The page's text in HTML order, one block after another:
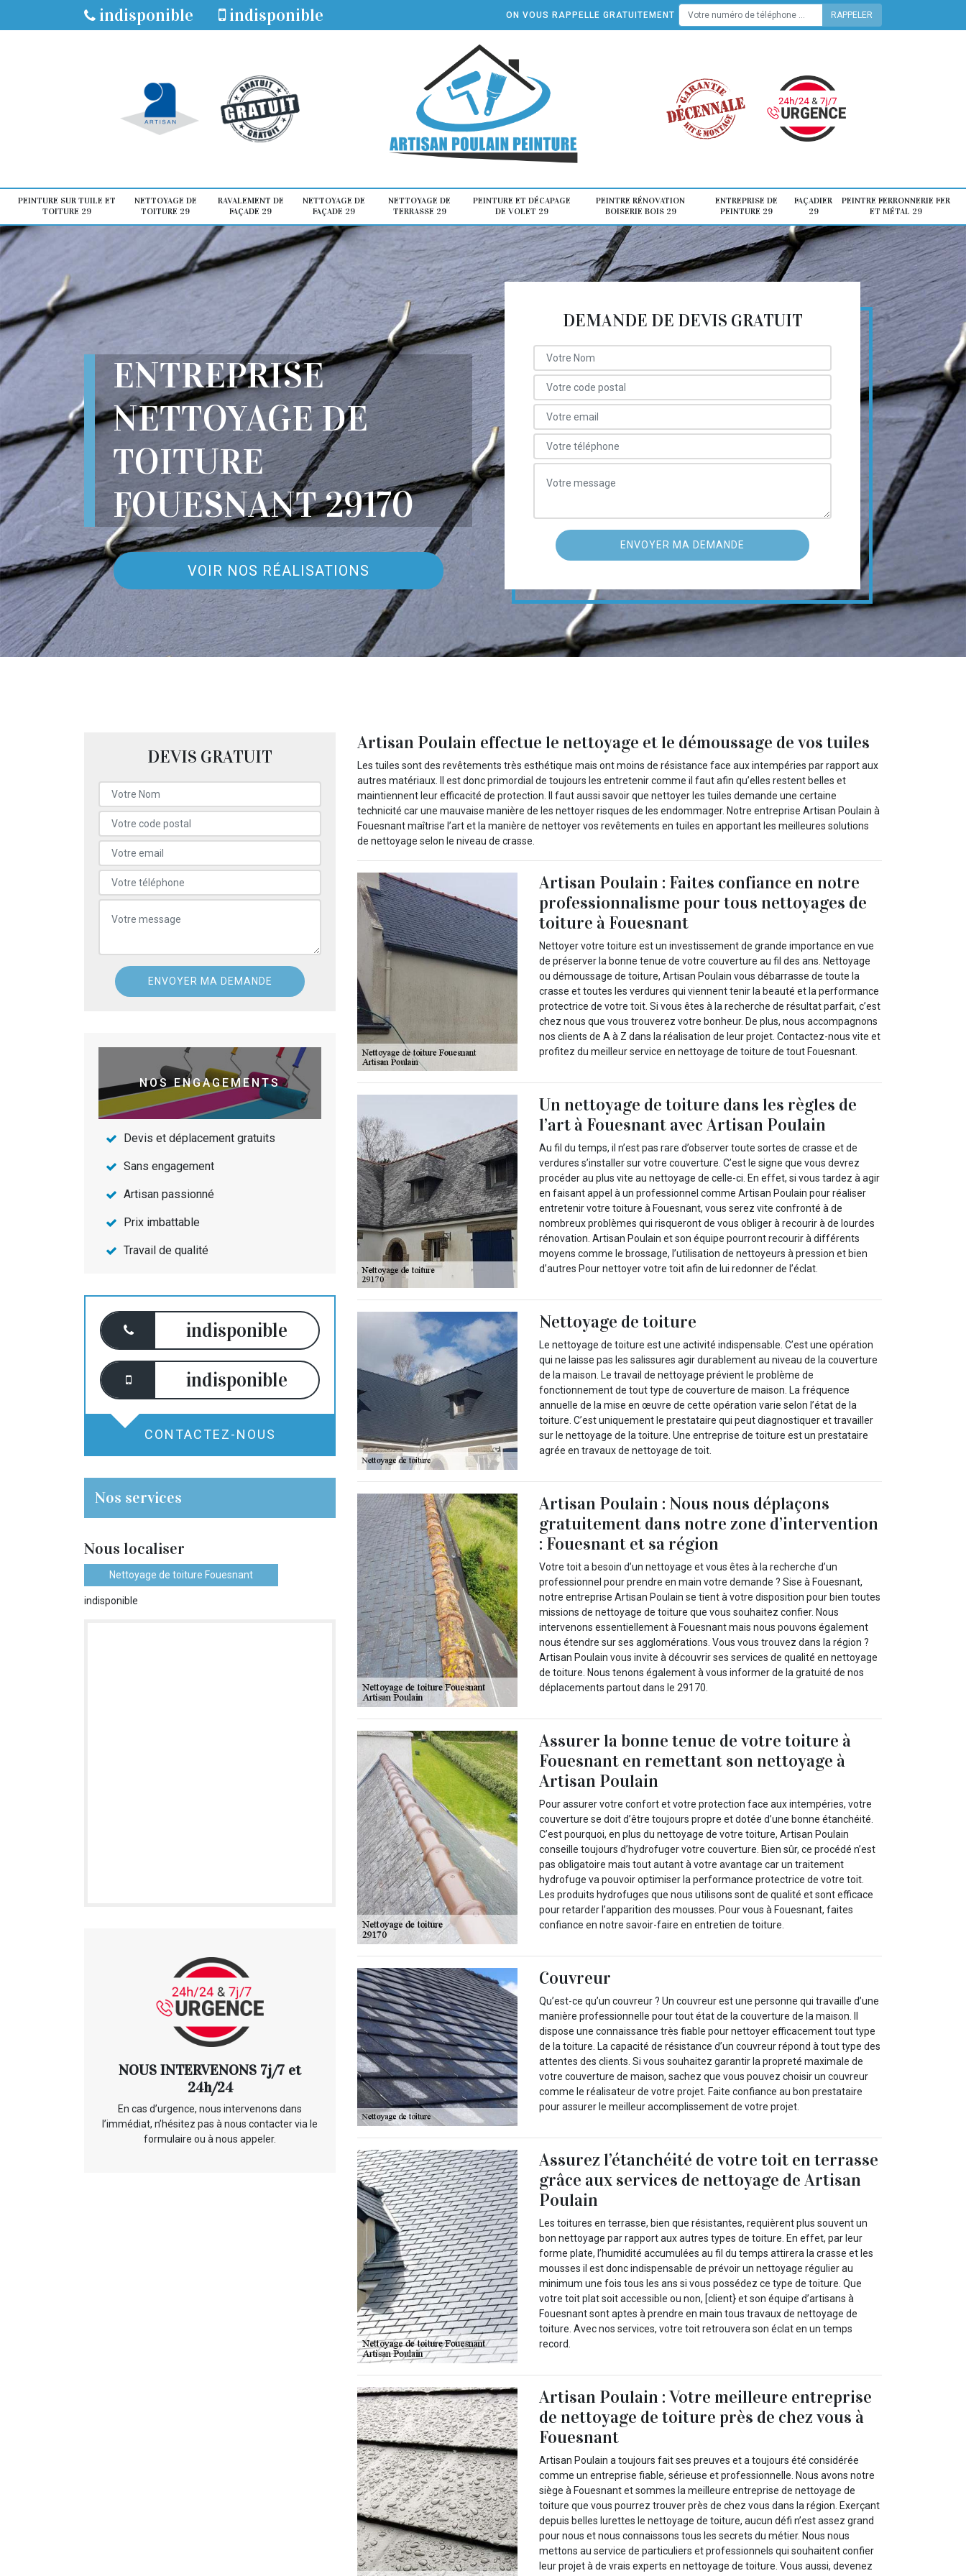
indisponible indisponible ON VOUS RAPPELLE GRATUITEMENT
PEINTURE SUR TUILE ET
TOITURE 29
NETTOYAGE DE
TOITURE 29
RAVALEMENT DE
FAÇADE 29
NETTOYAGE DE
FAÇADE 29
NETTOYAGE DE
TERRASSE 29
PEINTURE ET DÉCAPAGE
DE VOLET 29
PEINTRE RÉNOVATION
BOISERIE BOIS 29
ENTREPRISE DE
PEINTURE 29
FAÇADIER
29
PEINTRE FERRONNERIE FER
ET MÉTAL 29
ENTREPRISE
NETTOYAGE DE
TOITURE
FOUESNANT 29170
VOIR NOS RÉALISATIONS
DEMANDE DE DEVIS GRATUIT
DEVIS GRATUIT
NOS ENGAGEMENTS
Devis et déplacement gratuits
Sans engagement
Artisan passionné
Prix imbattable
Travail de qualité
indisponible
indisponible
CONTACTEZ-NOUS
Nos services
Nous localiser
Nettoyage de toiture Fouesnant
indisponible
NOUS INTERVENONS 7j/7 et
24h/24
En cas d’urgence, nous intervenons dans
l’immédiat, n’hésitez pas à nous contacter via le
formulaire ou à nous appeler.
Artisan Poulain effectue le nettoyage et le démoussage de vos tuiles
Les tuiles sont des revêtements très esthétique mais ont moins de résistance face aux intempéries par rapport aux
autres matériaux. Il est donc primordial de toujours les entretenir comme il faut afin qu’elles restent belles et
maintiennent leur efficacité de protection. Il faut aussi savoir que nettoyer les tuiles demande une certaine
technicité car une mauvaise manière de les nettoyer risques de les endommager. Notre entreprise Artisan Poulain à
Fouesnant maîtrise l’art et la manière de nettoyer vos revêtements en tuiles en apportant les meilleures solutions
de nettoyage selon le niveau de crasse.
Artisan Poulain : Faites confiance en notre
professionnalisme pour tous nettoyages de
toiture à Fouesnant
Nettoyer votre toiture est un investissement de grande importance en vue
de préserver la bonne tenue de votre couverture au fil des ans. Nettoyage
ou démoussage de toiture, Artisan Poulain vous débarrasse de toute la
crasse et toutes les verdures qui viennent tenir la beauté et la performance
protectrice de votre toit. Si vous êtes à la recherche de résultat parfait, c’est
chez nous que vous trouverez votre bonheur. De plus, nous accompagnons
nos clients de A à Z dans la réalisation de leur projet. Contactez-nous vite et
profitez du meilleur service en nettoyage de toiture de tout Fouesnant.
Un nettoyage de toiture dans les règles de
l’art à Fouesnant avec Artisan Poulain
Au fil du temps, il n’est pas rare d’observer toute sortes de crasse et de
verdures s’installer sur votre couverture. C’est le signe que vous devrez
procéder au plus vite au nettoyage de celle-ci. En effet, si vous tardez à agir
en faisant appel à un professionnel comme Artisan Poulain pour réaliser
entretenir votre toiture à Fouesnant, vous serez vite confronté à de
nombreux problèmes qui risqueront de vous obliger à recourir à de lourdes
rénovation. Artisan Poulain et son équipe pourront recourir à différents
moyens comme le brossage, l’utilisation de nettoyeurs à pression et bien
d’autres Pour nettoyer votre toit afin de lui redonner de l’éclat.
Nettoyage de toiture
Le nettoyage de toiture est une activité indispensable. C’est une opération
qui ne laisse pas les salissures agir durablement au niveau de la couverture
de la maison. Le travail de nettoyage prévient le problème de
fonctionnement de tout type de couverture de maison. La fréquence
annuelle de la mise en œuvre de cette opération varie selon l’état de la
toiture. C’est uniquement le prestataire qui peut diagnostiquer et travailler
sur le nettoyage de la toiture. Une entreprise de toiture est un prestataire
agrée en travaux de nettoyage de toit.
Artisan Poulain : Nous nous déplaçons
gratuitement dans notre zone d’intervention
: Fouesnant et sa région
Votre toit a besoin d’un nettoyage et vous êtes à la recherche d’un
professionnel pour prendre en main votre demande ? Sise à Fouesnant,
notre entreprise Artisan Poulain se tient à votre disposition pour bien toutes
missions de nettoyage de toiture que vous souhaitez confier. Nous
intervenons essentiellement à Fouesnant mais nous pouvons également
nous étendre sur ses agglomérations. Vous vous trouvez dans la région ?
Artisan Poulain vous invite à découvrir ses services de qualité en nettoyage
de toiture. Nous tenons également à vous informer de la gratuité de nos
déplacements partout dans le 29170.
Assurer la bonne tenue de votre toiture à
Fouesnant en remettant son nettoyage à
Artisan Poulain
Pour assurer votre confort et votre protection face aux intempéries, votre
couverture se doit d’être toujours propre et dotée d’une bonne étanchéité.
C’est pourquoi, en plus du nettoyage de votre toiture, Artisan Poulain
conseille toujours d’hydrofuger votre couverture. Bien sûr, ce procédé n’est
pas obligatoire mais tout autant à votre avantage car un traitement
hydrofuge va pouvoir optimiser la performance protectrice de votre toit.
Les produits hydrofuges que nous utilisons sont de qualité et sont efficace
pour retarder l’apparition des mousses. Pour vous à Fouesnant, faites
confiance en notre savoir-faire en entretien de toiture.
Couvreur
Qu’est-ce qu’un couvreur ? Un couvreur est une personne qui travaille d’une
manière professionnelle pour tout état de la couverture de la maison. Il
dispose une connaissance très fiable pour nettoyer efficacement tout type
de la toiture. La capacité de résistance d’un couvreur répond à tout type des
attentes des clients. Si vous souhaitez garantir la propreté maximale de
votre couverture de maison, sachez que vous pouvez choisir un couvreur
comme le réalisateur de votre projet. Faite confiance au bon prestataire
pour assurer le meilleur accomplissement de votre projet.
Assurez l’étanchéité de votre toit en terrasse
grâce aux services de nettoyage de Artisan
Poulain
Les toitures en terrasse, bien que résistantes, requièrent plus souvent un
bon nettoyage par rapport aux autres types de toiture. En effet, par leur
forme plate, l’humidité accumulées au fil du temps attirera la crasse et les
mousses il est donc indispensable de prévoir un nettoyage régulier au
minimum une fois tous les ans si vous possédez ce type de toiture. Que
votre toit plat soit accessible ou non, [client} et son équipe d’artisans à
Fouesnant sont aptes à prendre en main tous travaux de nettoyage de
toiture. Avec nos services, votre toit retrouvera son éclat en un temps
record.
Artisan Poulain : Votre meilleure entreprise
de nettoyage de toiture près de chez vous à
Fouesnant
Artisan Poulain a toujours fait ses preuves et a toujours été considérée
comme un entreprise fiable, sérieuse et professionnelle. Nous avons notre
siège à Fouesnant et sommes la meilleure entreprise de nettoyage de
toiture que vous pourrez trouver près de chez vous dans la région. Exerçant
depuis belles lurettes le nettoyage de toiture, aucun défi n’est assez grand
pour nous et nous connaissons tous les secrets du métier. Nous nous
mettons au service de particuliers et professionnels qui souhaitent confier
leur projet à de vrais experts en nettoyage de toiture. Vous aussi, devenez